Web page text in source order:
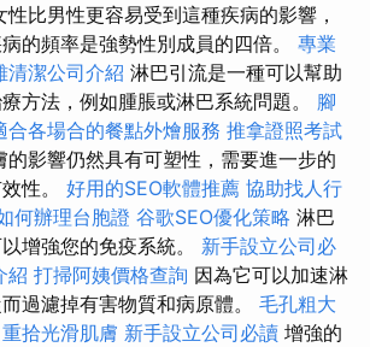
比男性更容易受到這種疾病的影響，
的頻率是強勢性別成員的四倍。 專業
清潔公司介紹 淋巴引流是一種可以幫助
方法，例如腫脹或淋巴系統問題。 腳
合各場合的餐點外燴服務 推拿證照考試
的影響仍然具有可塑性，需要進一步的
性。 好用的SEO軟體推薦 協助找人行
何辦理台胞證 谷歌SEO優化策略 淋巴
增強您的免疫系統。 新手設立公司必
紹 打掃阿姨價格查詢 因為它可以加速淋
過濾掉有害物質和病原體。 毛孔粗大
拾光滑肌膚 新手設立公司必讀 增強的